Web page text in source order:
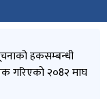
हकसम्बन्धी
गरिएको २०8२ माघ